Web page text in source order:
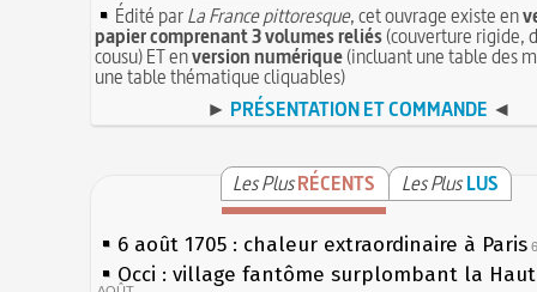
Édité parLa France pittoresque, cet ouvrage existe en
papier comprenant 3 volumes reliés(couverture rigide,
cousu) ET enversion numérique(incluant une table des
une table thématique cliquables)
► PRÉSENTATION ET COMMANDE ◄
Les PlusRÉCENTS Les Plus LUS
6 août 1705 : chaleur extraordinaire à Paris
Occi : village fantôme surplombant la